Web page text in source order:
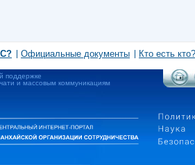
Официальные документы Кто есть кто?
поддержке
и массовым коммуникациям